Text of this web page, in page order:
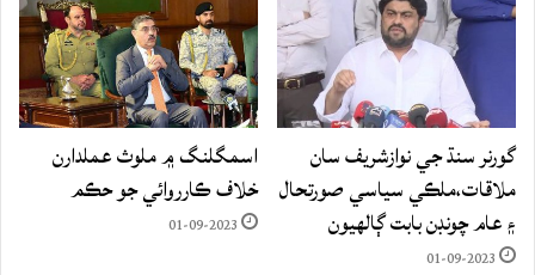
گورنر سنڌ جي نوازشريف سان
ملاقات،ملڪي سياسي صورتحال
۽ عام چونڊن بابت ڳالهيون
01-09-2023
اسمگلنگ ۾ ملوث عملدارن
خلاف ڪارروائي جو حڪم
01-09-2023